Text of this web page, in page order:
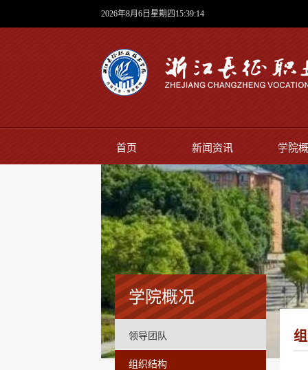
2026年8月6日星期四15:39:15
首页 新闻资讯 学院
学院概况
领导团队
组织结构